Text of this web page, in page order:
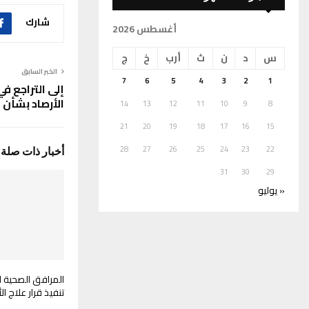
شارك
الخبر السابق
إلى
الأرصاد
أخبار ذات صلة
المرافق
تنفيذ قرار علاج
أغسطس 2026
س
د ن ث أرب خ ج
1
2
3
4
5
6
7
8
9
10
11
12
13
14
15
16
17
18
19
20
21
22
23
24
25
26
27
28
29
30
31
« يوليو